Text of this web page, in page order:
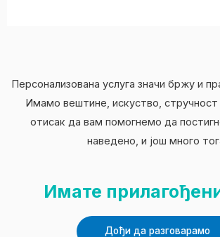
Персонализована услуга значи бржу и
Имамо вештине, искуство,
отисак да вам помогнемо да
наведено, и још много
Имате
Дођи да разговарамо